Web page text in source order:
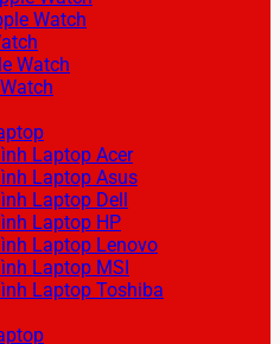
Watch
Watch
Laptop Acer
Laptop Asus
Laptop Dell
Laptop HP
Laptop Lenovo
Laptop MSI
Laptop Toshiba